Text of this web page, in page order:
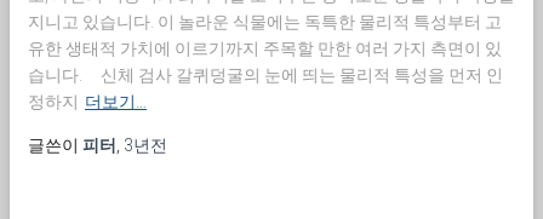
지니고 있습니다. 이 놀라운 식물에는 독특한 물리적 특성부터 고
유한 생태적 가치에 이르기까지 주목할 만한 여러 가지 측면이 있
습니다. 신체 검사 갈퀴덩굴의 눈에 띄는 물리적 특성을 먼저 인
정하지 더보기…
글쓴이 피터 , 3년전